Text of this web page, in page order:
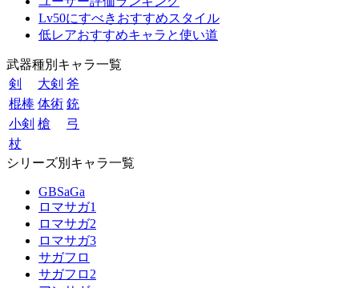
Lv50にすべきおすすめスタイル
低レアおすすめキャラと使い道
武器種別キャラ一覧
剣
大剣 斧
棍棒 体術 銃
小剣 槍
弓
杖
シリーズ別キャラ一覧
GBSaGa
ロマサガ1
ロマサガ2
ロマサガ3
サガフロ
サガフロ2